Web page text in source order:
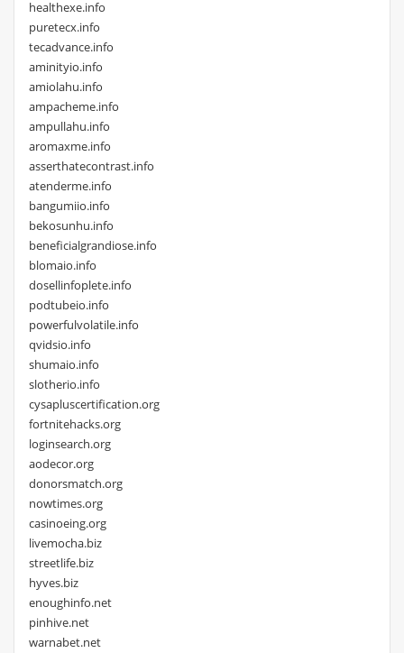
healthexe.info
puretecx.info
tecadvance.info
aminityio.info
amiolahu.info
ampacheme.info
ampullahu.info
aromaxme.info
asserthatecontrast.info
atenderme.info
bangumiio.info
bekosunhu.info
beneficialgrandiose.info
blomaio.info
dosellinfoplete.info
podtubeio.info
powerfulvolatile.info
qvidsio.info
shumaio.info
slotherio.info
cysapluscertification.org
fortnitehacks.org
loginsearch.org
aodecor.org
donorsmatch.org
nowtimes.org
casinoeing.org
livemocha.biz
streetlife.biz
hyves.biz
enoughinfo.net
pinhive.net
warnabet.net